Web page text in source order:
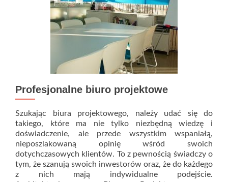
Profesjonalne biuro projektowe
Szukając biura projektowego, należy udać się do
takiego, które ma nie tylko niezbędną wiedzę i
doświadczenie, ale przede wszystkim wspaniałą,
nieposzlakowaną opinię wśród swoich
dotychczasowych klientów. To z pewnością świadczy o
tym, że szanują swoich inwestorów oraz, że do każdego
z nich mają indywidualne podejście.